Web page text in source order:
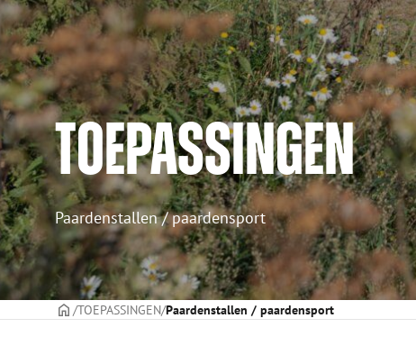
TOEPASSINGEN
Paardenstallen / paardensport
VOORPAGINA
TOEPASSINGEN Paardenstallen / paardensport